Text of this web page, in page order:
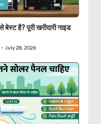
है? पूरी खरीदारी गाइड
July 28, 2026